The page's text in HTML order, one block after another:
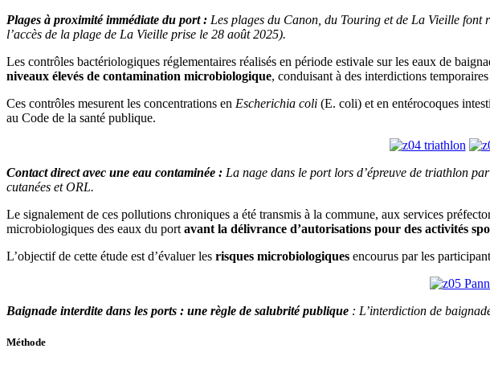
Plages à proximité immédiate du port : Les plages du Canon, du Touring et de La Vieille
l’accès de la plage de La Vieille prise le 28 août 2025).
Les contrôles bactériologiques réglementaires réalisés en période estivale sur les eaux de
niveaux élevés de contamination microbiologique, conduisant à des interdictions
Ces contrôles mesurent les concentrations en Escherichia coli (E. coli) et en entérocoques
au Code de la santé publique.
Contact direct avec une eau contaminée : La nage dans le port lors d’épreuve de triathlon
cutanées et ORL.
Le signalement de ces pollutions chroniques a été transmis à la commune, aux services
microbiologiques des eaux du port avant la délivrance d’autorisations pour des activités
L’objectif de cette étude est d’évaluer les risques microbiologiques encourus par les
Baignade interdite dans les ports : une règle de salubrité publique : L’interdiction de
Méthode